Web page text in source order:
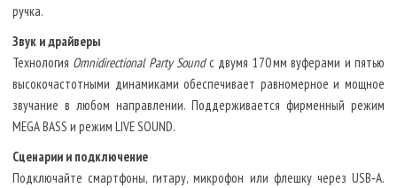
ручка.
Звук и драйверы
Технология Omnidirectional Party Soundс двумя 170 мм вуферами и пятью
высокочастотными динамиками обеспечивает равномерное и мощное
звучание в любом направлении. Поддерживается фирменный режим
MEGA BASS и режим LIVE SOUND.
Сценарии и подключение
Подключайте смартфоны, гитару, микрофон или флешку через USB‑A.